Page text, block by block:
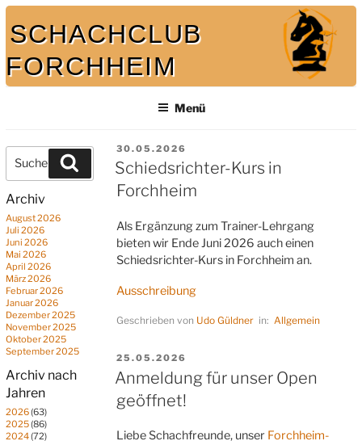
Zum
Inhalt
springen
SCHACHCLUB
FORCHHEIM
Menü
nach:
Suchen
Archiv
August 2026
Juli 2026
Juni 2026
Mai 2026
April 2026
März 2026
Februar 2026
Januar 2026
Dezember 2025
November 2025
Oktober 2025
September 2025
Archiv nach
Jahren
2026(63)
2025(86)
2024(72)
VERÖFFENTLICHT
AM
30.05.2026
Schiedsrichter-Kurs in
Forchheim
Als Ergänzung zum Trainer-Lehrgang
bieten wir Ende Juni 2026 auch einen
Schiedsrichter-Kurs in Forchheim an.
Ausschreibung
Geschrieben von Udo Güldner in:Allgemein
VERÖFFENTLICHT
AM
25.05.2026
Anmeldung für unser Open
geöffnet!
Liebe Schachfreunde, unser Forchheim-